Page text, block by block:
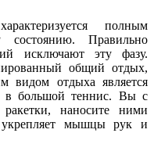
полным
состоянию. Правильно
исключают эту фазу.
общий отдых,
видом отдыха является
в большой теннис. Вы с
наносите ними
укрепляет мышцы рук и